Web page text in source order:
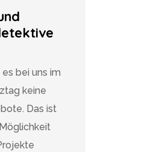
bei uns im
keine
Das ist